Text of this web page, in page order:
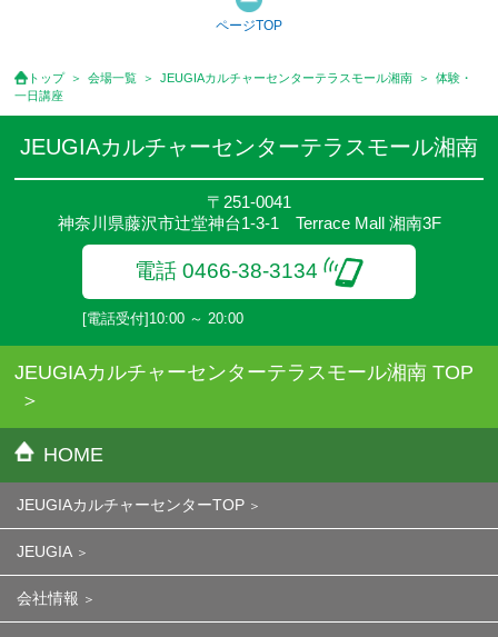
ページTOP
トップ 会場一覧 JEUGIAカルチャーセンターテラスモール湘南
体験・
一日講座
JEUGIAカルチャーセンターテラスモール湘南
〒251-0041
神奈川県藤沢市辻堂神台1-3-1 Terrace Mall 湘南3F
電話 0466-38-3134
[電話受付]10:00 ～ 20:00
JEUGIAカルチャーセンターテラスモール湘南 TOP
HOME
JEUGIAカルチャーセンターTOP
JEUGIA
会社情報